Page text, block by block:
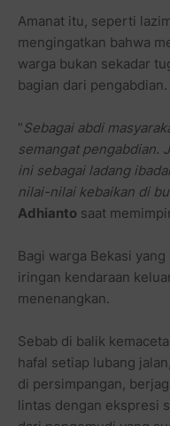
Amanat itu, seperti
mengingatkan bahwa
warga bukan sekadar
bagian dari pengabdian.
“Sebagai abdi
semangat pengabdian.
ini sebagai ladang
nilai-nilai kebaikan di
Adhianto saat
Bagi warga Bekasi
iringan kendaraan
menenangkan.
Sebab di balik
hafal setiap lubang
di persimpangan,
lintas dengan ekspresi